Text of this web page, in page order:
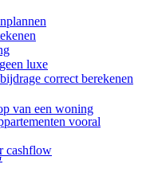
van een woning
luxe
correct berekenen
vooral
cashflow